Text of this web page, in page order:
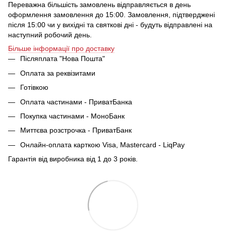
Переважна більшість замовлень відправляється в день
оформлення замовлення до 15:00. Замовлення, підтверджені
після 15:00 чи у вихідні та святкові дні - будуть відправлені на
наступний робочий день.
Більше інформації про доставку
Післяплата "Нова Пошта"
Оплата за реквізитами
Готівкою
Оплата частинами - ПриватБанка
Покупка частинами - МоноБанк
Миттєва розстрочка - ПриватБанк
Онлайн-оплата карткою Visa, Mastercard - LiqPay
Гарантія від виробника від 1 до 3 років.